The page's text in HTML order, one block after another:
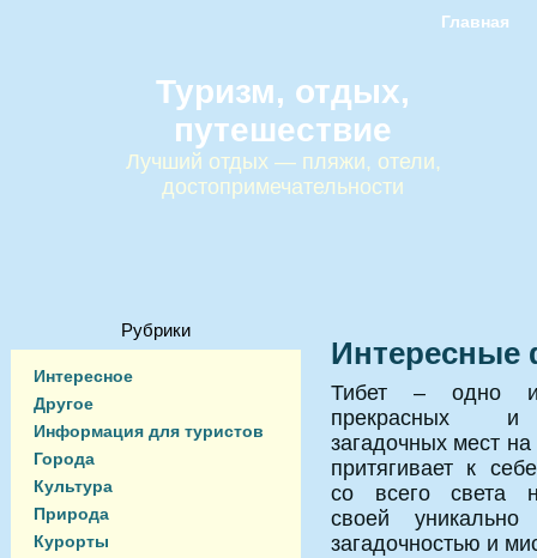
Главная
Туризм, отдых,
путешествие
Лучший отдых — пляжи, отели,
достопримечательности
Рубрики
Интересное
Другое
Информация для туристов
Города
Культура
Природа
Курорты
Интересные
Тибет – одно
прекрасных
загадочных мест
притягивает к
со всего света
своей
загадочностью и